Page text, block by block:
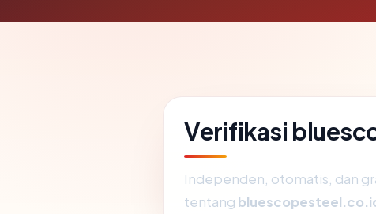
Verifikasi
Independen, otomatis, dan
tentang